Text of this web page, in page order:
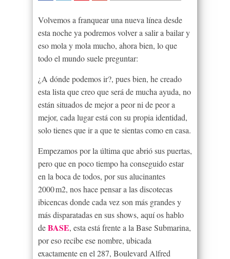
Volvemos a franquear una nueva línea desde
esta noche ya podremos volver a salir a bailar y
eso mola y mola mucho, ahora bien, lo que
todo el mundo suele preguntar:
¿A dónde podemos ir?, pues bien, he creado
esta lista que creo que será de mucha ayuda, no
están situados de mejor a peor ni de peor a
mejor, cada lugar está con su propia identidad,
solo tienes que ir a que te sientas como en casa.
Empezamos por la última que abrió sus puertas,
pero que en poco tiempo ha conseguido estar
en la boca de todos, por sus alucinantes
2000 m2, nos hace pensar a las discotecas
ibicencas donde cada vez son más grandes y
más disparatadas en sus shows, aquí os hablo
deBASE, esta está frente a la Base Submarina,
por eso recibe ese nombre, ubicada
exactamente en el 287, Boulevard Alfred